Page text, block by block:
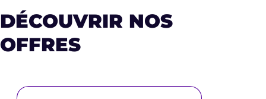
DÉCOUVRIR NOS
OFFRES